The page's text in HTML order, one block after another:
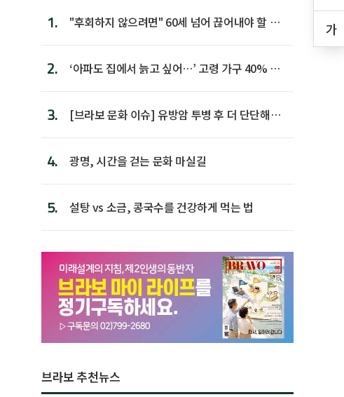
가
1.
"후회하지 않으려면" 60세 넘어 끊어내야 할 사
2.
‘아파도 집에서 늙고 싶어…’ 고령 가구 40% 노
3.
[브라보 문화 이슈] 유방암 투병 후 더 단단해진
4. 광명, 시간을 걷는 문화 마실길
5. 설탕 vs 소금, 콩국수를 건강하게 먹는 법
브라보 추천뉴스